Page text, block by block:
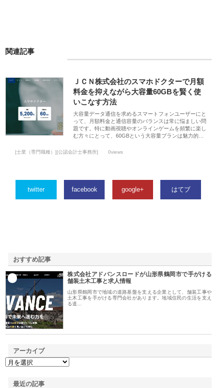
関連記事
ＪＣＮ株式会社のスマホドクターで月額
料金を抑えながら大容量60GBを賢く使
いこなす方法
大容量データ通信を求めるスマートフォンユーザーにと
って、月額料金と通信容量のバランスは常に悩ましい問
題です。特に動画視聴やオンラインゲームを頻繁に楽し
む方々にとって、60GBという大容量プランは魅力的…
[士業（専門職種）][公認会計士事務所] 0views
twitter facebook google+ はてブ
おすすめ記事
株式会社アドバンスロードが山形県鶴岡市で手がける
舗装土木工事と求人情報
山形県鶴岡市で地域の道路基盤を支える企業として、舗装工事や
土木工事を手がける専門会社があります。地域住民の生活を支え
る道…
アーカイブ
最近の記事